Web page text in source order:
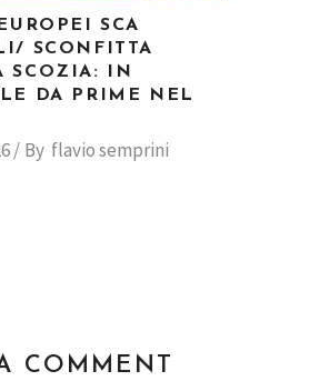
SCA
SCONFITTA
SCOZIA: IN
DA PRIME NEL
By flavio semprini
COMMENT